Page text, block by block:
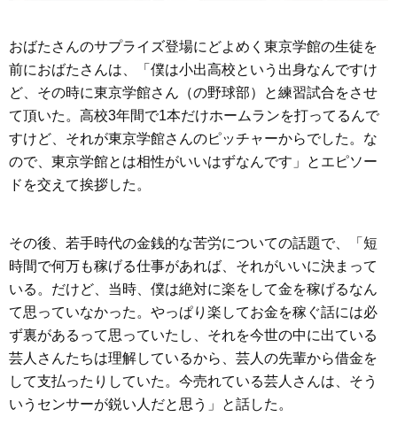
おばたさんのサプライズ登場にどよめく東京学館の生徒を
前におばたさんは、「僕は小出高校という出身なんですけ
ど、その時に東京学館さん（の野球部）と練習試合をさせ
て頂いた。高校3年間で1本だけホームランを打ってるんで
すけど、それが東京学館さんのピッチャーからでした。な
ので、東京学館とは相性がいいはずなんです」とエピソー
ドを交えて挨拶した。
その後、若手時代の金銭的な苦労についての話題で、「短
時間で何万も稼げる仕事があれば、それがいいに決まって
いる。だけど、当時、僕は絶対に楽をして金を稼げるなん
て思っていなかった。やっぱり楽してお金を稼ぐ話には必
ず裏があるって思っていたし、それを今世の中に出ている
芸人さんたちは理解しているから、芸人の先輩から借金を
して支払ったりしていた。今売れている芸人さんは、そう
いうセンサーが鋭い人だと思う」と話した。